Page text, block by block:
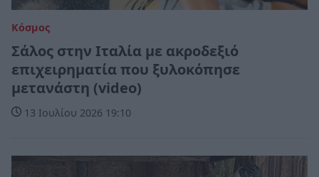
Κόσμος
Σάλος στην Ιταλία με ακροδεξιό
επιχειρηματία που ξυλοκόπησε
μετανάστη (video)
13 Ιουλίου 2026 19:10